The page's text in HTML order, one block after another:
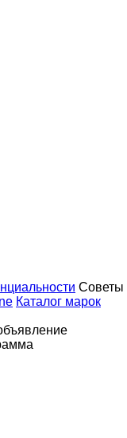
Советы
Каталог марок